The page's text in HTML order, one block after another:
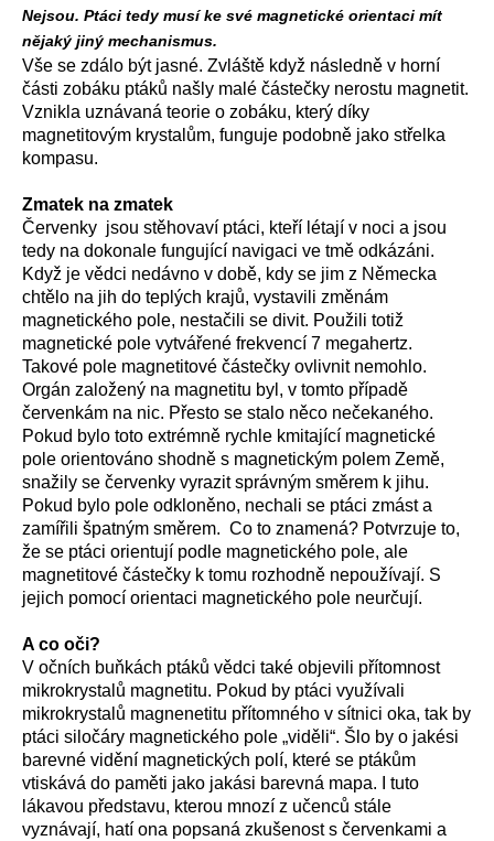
Nejsou. Ptáci tedy musí ke své magnetické orientaci mít
nějaký jiný mechanismus.
Vše se zdálo být jasné. Zvláště když následně v horní
části zobáku ptáků našly malé částečky nerostu magnetit.
Vznikla uznávaná teorie o zobáku, který díky
magnetitovým krystalům, funguje podobně jako střelka
kompasu.
Zmatek na zmatek
Červenky jsou stěhovaví ptáci, kteří létají v noci a jsou
tedy na dokonale fungující navigaci ve tmě odkázáni.
Když je vědci nedávno v době, kdy se jim z Německa
chtělo na jih do teplých krajů, vystavili změnám
magnetického pole, nestačili se divit. Použili totiž
magnetické pole vytvářené frekvencí 7 megahertz.
Takové pole magnetitové částečky ovlivnit nemohlo.
Orgán založený na magnetitu byl, v tomto případě
červenkám na nic. Přesto se stalo něco nečekaného.
Pokud bylo toto extrémně rychle kmitající magnetické
pole orientováno shodně s magnetickým polem Země,
snažily se červenky vyrazit správným směrem k jihu.
Pokud bylo pole odkloněno, nechali se ptáci zmást a
zamířili špatným směrem. Co to znamená? Potvrzuje to,
že se ptáci orientují podle magnetického pole, ale
magnetitové částečky k tomu rozhodně nepoužívají. S
jejich pomocí orientaci magnetického pole neurčují.
A co oči?
V očních buňkách ptáků vědci také objevili přítomnost
mikrokrystalů magnetitu. Pokud by ptáci využívali
mikrokrystalů magnenetitu přítomného v sítnici oka, tak by
ptáci siločáry magnetického pole „viděli“. Šlo by o jakési
barevné vidění magnetických polí, které se ptákům
vtiskává do paměti jako jakási barevná mapa. I tuto
lákavou představu, kterou mnozí z učenců stále
vyznávají, hatí ona popsaná zkušenost s červenkami a